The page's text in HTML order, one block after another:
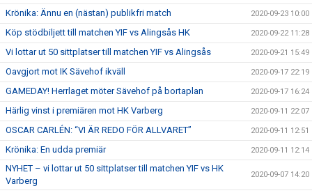
Krönika: Ännu en (nästan) publikfri match 2020-09-23 10:00
Köp stödbiljett till matchen YIF vs Alingsås HK 2020-09-22 11:28
Vi lottar ut 50 sittplatser till matchen YIF vs Alingsås 2020-09-21 15:49
Oavgjort mot IK Sävehof ikväll 2020-09-17 22:19
GAMEDAY! Herrlaget möter Sävehof på bortaplan 2020-09-17 16:24
Härlig vinst i premiären mot HK Varberg 2020-09-11 22:07
OSCAR CARLÉN: “VI ÄR REDO FÖR ALLVARET” 2020-09-11 12:51
Krönika: En udda premiär 2020-09-11 12:14
NYHET – vi lottar ut 50 sittplatser till matchen YIF vs HK
Varberg
2020-09-07 14:20